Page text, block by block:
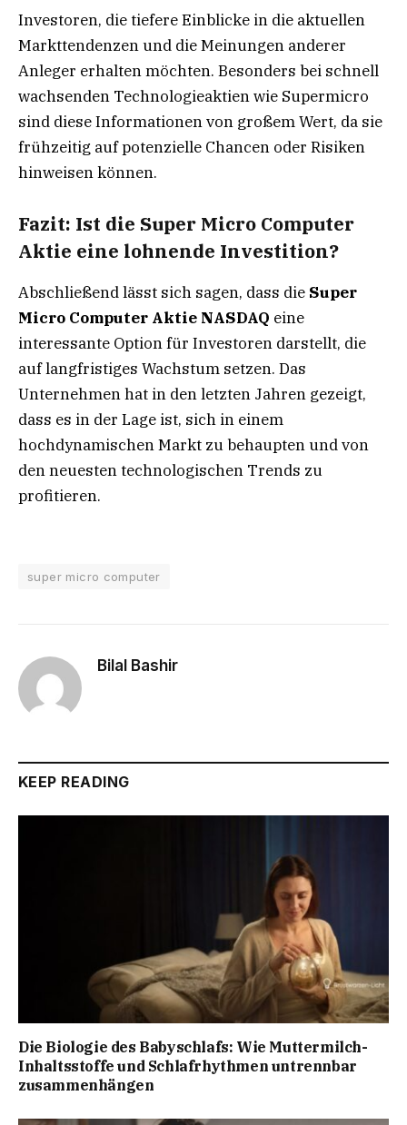
Investoren, die tiefere Einblicke in die aktuellen
Markttendenzen und die Meinungen anderer
Anleger erhalten möchten. Besonders bei schnell
wachsenden Technologieaktien wie Supermicro
sind diese Informationen von großem Wert, da sie
frühzeitig auf potenzielle Chancen oder Risiken
hinweisen können.
Fazit: Ist die Super Micro Computer
Aktie eine lohnende Investition?
Abschließend lässt sich sagen, dass die Super
Micro Computer Aktie NASDAQ eine
interessante Option für Investoren darstellt, die
auf langfristiges Wachstum setzen. Das
Unternehmen hat in den letzten Jahren gezeigt,
dass es in der Lage ist, sich in einem
hochdynamischen Markt zu behaupten und von
den neuesten technologischen Trends zu
profitieren.
super micro computer
Bilal Bashir
KEEP READING
Die Biologie des Babyschlafs: Wie Muttermilch-
Inhaltsstoffe und Schlafrhythmen untrennbar
zusammenhängen